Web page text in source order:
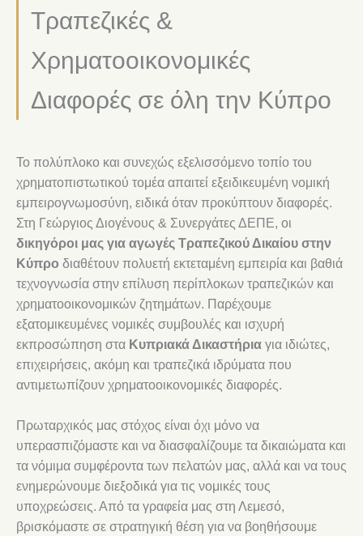
Τραπεζικές &
Χρηματοοικονομικές
Διαφορές σε όλη την Κύπρο
Το πολύπλοκο και συνεχώς εξελισσόμενο τοπίο του
χρηματοπιστωτικού τομέα απαιτεί εξειδικευμένη νομική
εμπειρογνωμοσύνη, ειδικά όταν προκύπτουν διαφορές.
Στη Γεώργιος Διογένους & Συνεργάτες ΔΕΠΕ, οι
δικηγόροι μας για αγωγές Τραπεζικού Δικαίου στην
Κύπρο διαθέτουν πολυετή εκτεταμένη εμπειρία και βαθιά
τεχνογνωσία στην επίλυση περίπλοκων τραπεζικών και
χρηματοοικονομικών ζητημάτων. Παρέχουμε
εξατομικευμένες νομικές συμβουλές και ισχυρή
εκπροσώπηση στα Κυπριακά Δικαστήρια για ιδιώτες,
επιχειρήσεις, ακόμη και τραπεζικά ιδρύματα που
αντιμετωπίζουν χρηματοοικονομικές διαφορές.
Πρωταρχικός μας στόχος είναι όχι μόνο να
υπερασπιζόμαστε και να διασφαλίζουμε τα δικαιώματα και
τα νόμιμα συμφέροντα των πελατών μας, αλλά και να τους
ενημερώνουμε διεξοδικά για τις νομικές τους
υποχρεώσεις. Από τα γραφεία μας στη Λεμεσό,
βρισκόμαστε σε στρατηγική θέση για να βοηθήσουμε